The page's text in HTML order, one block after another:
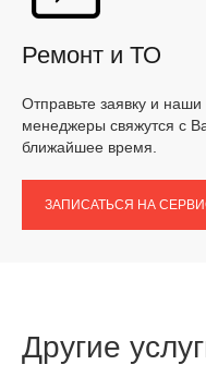
Ремонт и ТО
Отправьте заявку и наши
менеджеры свяжутся с
ближайшее время.
ЗАПИСАТЬСЯ НА
Другие